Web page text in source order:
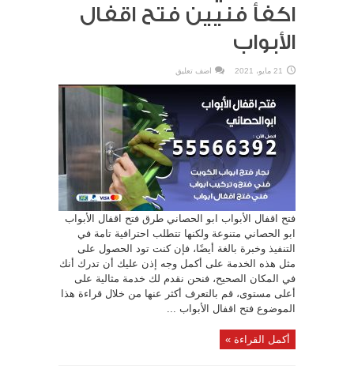
اكفأ فنيين فتح اقفال
الأبواب
21 مايو، 2021 اضف تعليق
فتح اقفال الأبواب ابو الحصاني طرق فتح اقفال الأبواب
ابو الحصاني متنوعة ولكنها تتطلب احترافية تامة في
التنفيذ وخبرة بالغة أيضًا، فإن كنت تود الحصول على
مثل هذه الخدمة على أكمل وجه إذن عليك أن تدرك أنك
في المكان الصحيح، فنحن نقدم لك خدمة مثالية على
أعلى مستوى، قم بالتعرف أكثر عنها من خلال قراءة هذا
الموضوع فتح اقفال الأبواب ...
أكمل القراءة »